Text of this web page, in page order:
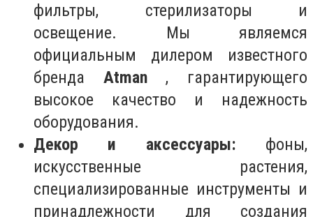
фильтры, стерилизаторы и
освещение. Мы являемся
официальным дилером известного
бренда Atman, гарантирующего
высокое качество и надежность
оборудования.
Декор и аксессуары: фоны,
искусственные растения,
специализированные инструменты и
принадлежности для создания